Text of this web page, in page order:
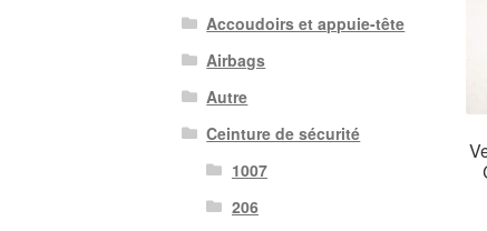
Accoudoirs et appuie-tête
Airbags
Autre
Ceinture de sécurité
1007
206